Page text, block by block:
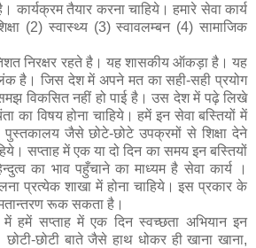
कार्यक्रम तैयार करना चाहिये। हमारे सेवा कार्य
(2) स्वास्थ्य (3) स्वावलम्बन (4) सामाजिक
निरक्षर रहते है। यह शासकीय ऑकड़ा है। यह
है। जिस देश में अपने मत का सही-सही प्रयोग
विकसित नहीं हो पाई है। उस देश में पढ़े लिखे
का विषय होना चाहिये। हमें इन सेवा बस्तियों में
जैसे छोटे-छोटे उपक्रमों से शिक्षा देने
सप्ताह में एक या दो दिन का समय इन बस्तियों
का भाव पहुँचाने का माध्यम है सेवा कार्य ।
प्रत्येक शाखा में होना चाहिये। इस प्रकार के
मतान्तरण रूक सकता है।
हमें सप्ताह में एक दिन स्वच्छता अभियान इन
छोटी-छोटी बाते जैसे हाथ धोकर ही खाना खाना,